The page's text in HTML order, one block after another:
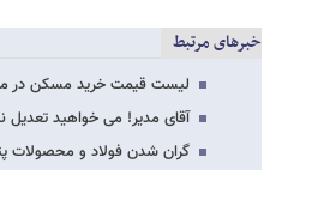
خبرهای مرتبط
لیست قیمت خرید مسکن در منطقه ۲ تهران / خرید آپارتمان ۲ خوابه در محلات
آقای مدیر! می خواهید تعدیل
گران شدن فولاد و محصولات